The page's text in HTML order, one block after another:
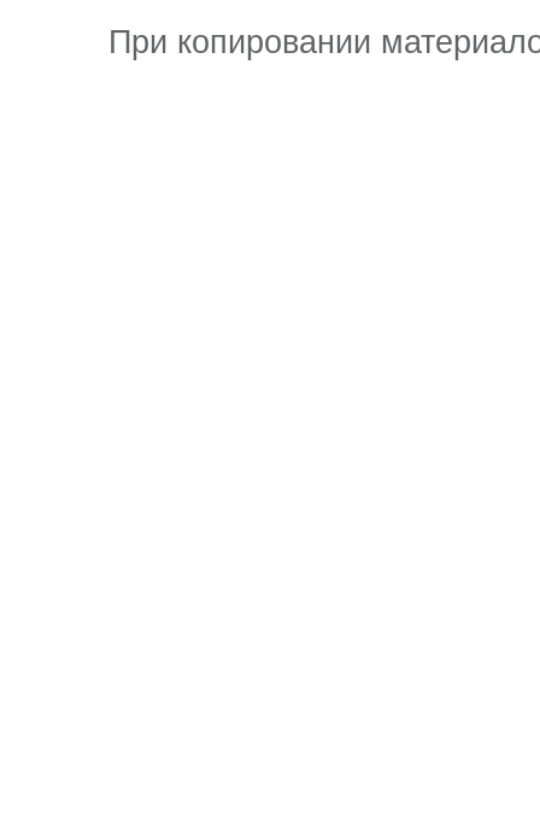
При копировании